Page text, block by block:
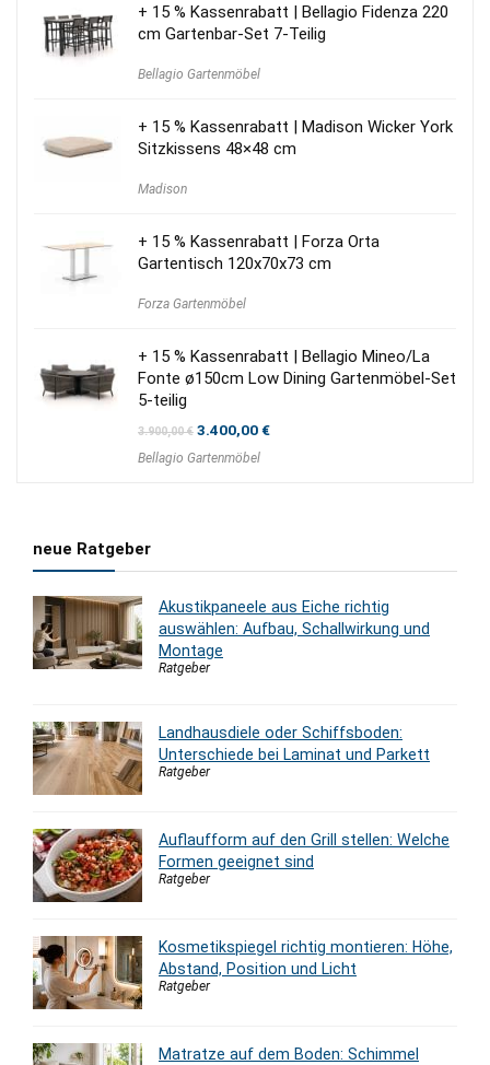
+ 15 % Kassenrabatt | Bellagio Fidenza 220
cm Gartenbar-Set 7-Teilig
Bellagio Gartenmöbel
+ 15 % Kassenrabatt | Madison Wicker York
Sitzkissens 48×48 cm
Madison
+ 15 % Kassenrabatt | Forza Orta
Gartentisch 120x70x73 cm
Forza Gartenmöbel
+ 15 % Kassenrabatt | Bellagio Mineo/La
Fonte ø150cm Low Dining Gartenmöbel-Set
5-teilig
3.900,00€ Ursprünglicher
war:
3.400,00€Aktueller
Bellagio Gartenmöbel
neue Ratgeber
Akustikpaneele aus Eiche richtig
auswählen: Aufbau, Schallwirkung und
Montage
Ratgeber
Landhausdiele oder Schiffsboden:
Unterschiede bei Laminat und Parkett
Ratgeber
Auflaufform auf den Grill stellen: Welche
Formen geeignet sind
Ratgeber
Kosmetikspiegel richtig montieren: Höhe,
Abstand, Position und Licht
Ratgeber
Matratze auf dem Boden: Schimmel